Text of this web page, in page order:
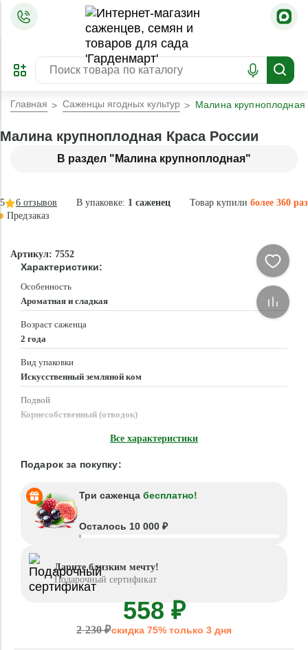
ПРЕДЗАКАЗ
ЗАБРОНИРОВАТЬ
ЛУЧШЕЕ
Главная Саженцы ягодных культур Малина крупноплодная
В раздел "Малина крупноплодная"
Малина крупноплодная Краса России
В упаковке: 1 саженец Товар купили более 360 раз
5 6 отзывов
Предзаказ
Артикул: 7552
Характеристики:
Особенность
Ароматная и сладкая
Возраст саженца
2 года
Вид упаковки
Искусственный земляной ком
Подвой
Корнесобственный (отводок)
Все характеристики
Подарок за покупку:
Три саженца бесплатно!
Осталось 10 000 ₽
Дарите близким мечту!
Подарочный сертификат
558 ₽
2 230 ₽скидка 75% только 3 дня